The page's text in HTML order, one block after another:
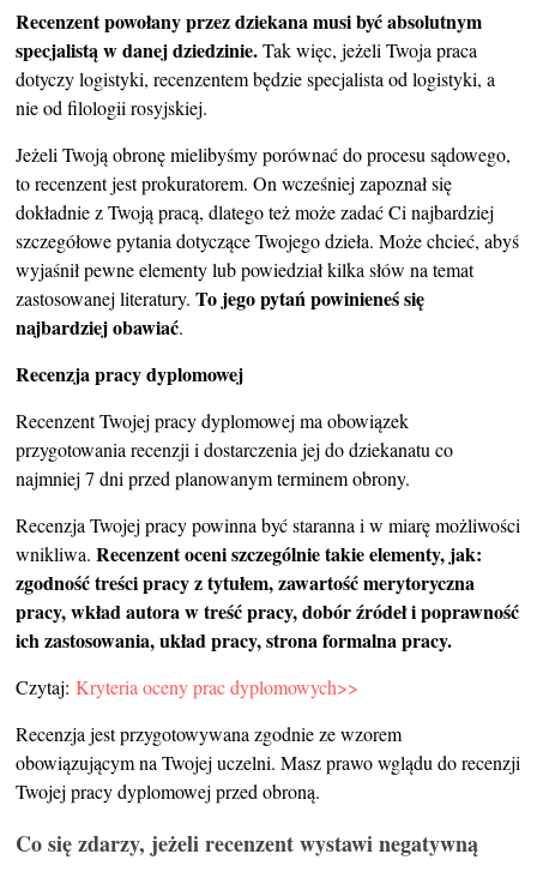
Recenzent powołany przez dziekana musi być absolutnym
specjalistą w danej dziedzinie.Tak więc, jeżeli Twoja praca
dotyczy logistyki, recenzentem będzie specjalista od logistyki, a
nie od filologii rosyjskiej.
Jeżeli Twoją obronę mielibyśmy porównać do procesu sądowego,
to recenzent jest prokuratorem. On wcześniej zapoznał się
dokładnie z Twoją pracą, dlatego też może zadać Ci najbardziej
szczegółowe pytania dotyczące Twojego dzieła. Może chcieć, abyś
wyjaśnił pewne elementy lub powiedział kilka słów na temat
zastosowanej literatury.To jego pytań powinieneś się
najbardziej obawiać.
Recenzja pracy dyplomowej
Recenzent Twojej pracy dyplomowej ma obowiązek
przygotowania recenzji i dostarczenia jej do dziekanatu co
najmniej 7 dni przed planowanym terminem obrony.
Recenzja Twojej pracy powinna być staranna i w miarę możliwości
wnikliwa.Recenzent oceni szczególnie takie elementy, jak:
zgodność treści pracy z tytułem, zawartość merytoryczna
pracy, wkład autora w treść pracy, dobór źródeł i poprawność
ich zastosowania, układ pracy, strona formalna pracy.
Czytaj:Kryteria oceny prac dyplomowych>>
Recenzja jest przygotowywana zgodnie ze wzorem
obowiązującym na Twojej uczelni. Masz prawo wglądu do recenzji
Twojej pracy dyplomowej przed obroną.
Co się zdarzy, jeżeli recenzent wystawi negatywną